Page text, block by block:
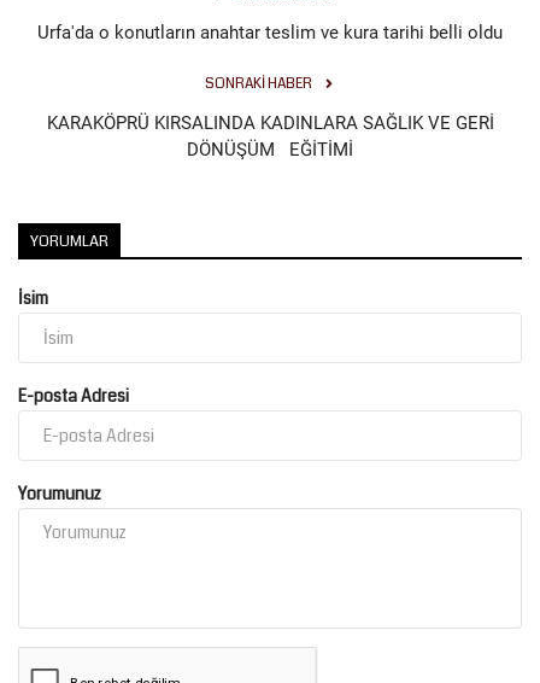
İletişim
Kültür Sanat
Urfa'da o konutların anahtar teslim ve kura tarihi belli oldu
SONRAKI HABER
KARAKÖPRÜ KIRSALINDA KADINLARA SAĞLIK VE GERİ
DÖNÜŞÜM EĞİTİMİ
YORUMLAR
İsim
E-posta Adresi
Yorumunuz